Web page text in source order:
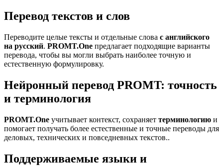
Перевод текстов и слов
Переводите целые тексты и отдельные слова с английского
на русский. PROMT.One предлагает подходящие варианты
перевода, чтобы вы могли выбрать наиболее точную и
естественную формулировку.
Нейронный перевод PROMT: точность
и терминология
PROMT.One учитывает контекст, сохраняет терминологию и
помогает получать более естественные и точные переводы для
деловых, технических и повседневных текстов..
Поддерживаемые языки и